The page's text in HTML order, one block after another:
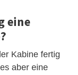
eine
Kabine fertig
aber eine